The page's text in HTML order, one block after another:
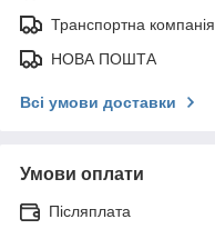
Транспортна компанія
НОВА ПОШТА
Всі умови доставки
Умови оплати
Післяплата